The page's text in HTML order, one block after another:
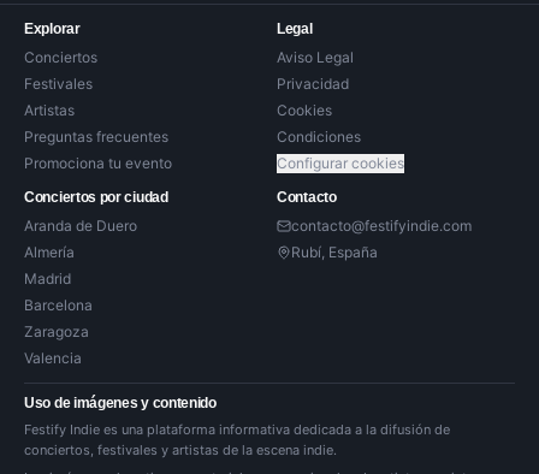
Explorar
Conciertos
Festivales
Artistas
Preguntas frecuentes
Promociona tu evento
Legal
Aviso Legal
Privacidad
Cookies
Condiciones
Configurar cookies
Conciertos por ciudad
Aranda de Duero
Almería
Madrid
Barcelona
Zaragoza
Valencia
Contacto
contacto@festifyindie.com
Rubí, España
Uso de imágenes y contenido
Festify Indie es una plataforma informativa dedicada a la difusión de
conciertos, festivales y artistas de la escena indie.